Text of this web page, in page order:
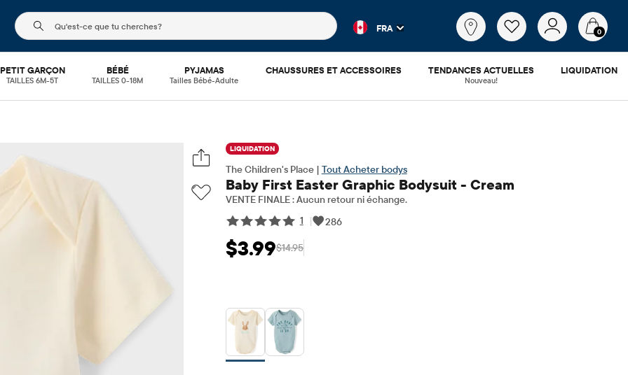
Le champ de recherche ci-dessous filtre les recherches populaires et les résultats de produits au fur et à
Qu'est-
cherches?
FRA 0
PETIT GARÇON
TAILLES 6M-5T
BÉBÉ
TAILLES 0-18M
PYJAMAS
Tailles Bébé-Adulte
CHAUSSURES ET ACCESSOIRES TENDANCES ACTUELLES
Nouveau!
LIQUIDATION
LIQUIDATION
The Children's Place | Tout Acheter bodys
Baby First Easter Graphic Bodysuit - Cream
VENTE FINALE : Aucun retour ni échange.
1
| 286
Prix ​​de vente: $3.99
$3.99 Prix ​​d'origine: $14.95
$14.95